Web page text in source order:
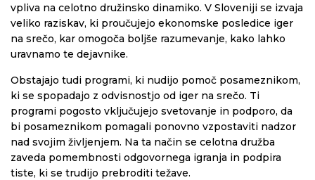
vpliva na celotno družinsko dinamiko. V Sloveniji se izvaja
veliko raziskav, ki proučujejo ekonomske posledice iger
na srečo, kar omogoča boljše razumevanje, kako lahko
uravnamo te dejavnike.
Obstajajo tudi programi, ki nudijo pomoč posameznikom,
ki se spopadajo z odvisnostjo od iger na srečo. Ti
programi pogosto vključujejo svetovanje in podporo, da
bi posameznikom pomagali ponovno vzpostaviti nadzor
nad svojim življenjem. Na ta način se celotna družba
zaveda pomembnosti odgovornega igranja in podpira
tiste, ki se trudijo prebroditi težave.